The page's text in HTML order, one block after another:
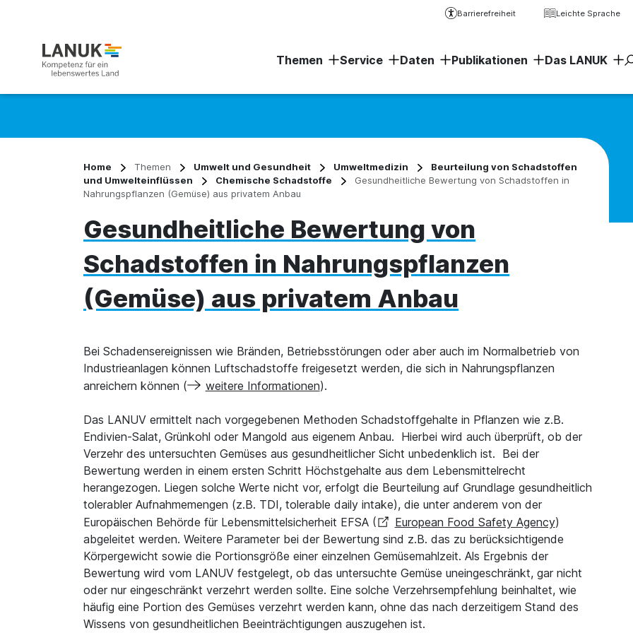
Barrierefreiheit Leichte Sprache
Themen Service Daten Publikationen Das LANUK
Home Themen Umwelt und Gesundheit Umweltmedizin
Beurteilung von Schadstoffen
und Umwelteinflüssen
Chemische Schadstoffe
Gesundheitliche Bewertung von Schadstoffen in
Nahrungspflanzen (Gemüse) aus privatem Anbau
Gesundheitliche Bewertung von
Schadstoffen in Nahrungspflanzen
(Gemüse) aus privatem Anbau
Bei Schadensereignissen wie Bränden, Betriebsstörungen oder aber auch im Normalbetrieb von
Industrieanlagen können Luftschadstoffe freigesetzt werden, die sich in Nahrungspflanzen
anreichern können (
weitere Informationen).
Das LANUV ermittelt nach vorgegebenen Methoden Schadstoffgehalte in Pflanzen wie z.B.
Endivien-Salat, Grünkohl oder Mangold aus eigenem Anbau. Hierbei wird auch überprüft, ob der
Verzehr des untersuchten Gemüses aus gesundheitlicher Sicht unbedenklich ist. Bei der
Bewertung werden in einem ersten Schritt Höchstgehalte aus dem Lebensmittelrecht
herangezogen. Liegen solche Werte nicht vor, erfolgt die Beurteilung auf Grundlage gesundheitlich
tolerabler Aufnahmemengen (z.B. TDI, tolerable daily intake), die unter anderem von der
Europäischen Behörde für Lebensmittelsicherheit EFSA (
European Food Safety Agency)
abgeleitet werden. Weitere Parameter bei der Bewertung sind z.B. das zu berücksichtigende
Körpergewicht sowie die Portionsgröße einer einzelnen Gemüsemahlzeit. Als Ergebnis der
Bewertung wird vom LANUV festgelegt, ob das untersuchte Gemüse uneingeschränkt, gar nicht
oder nur eingeschränkt verzehrt werden sollte. Eine solche Verzehrsempfehlung beinhaltet, wie
häufig eine Portion des Gemüses verzehrt werden kann, ohne das nach derzeitigem Stand des
Wissens von gesundheitlichen Beeinträchtigungen auszugehen ist.